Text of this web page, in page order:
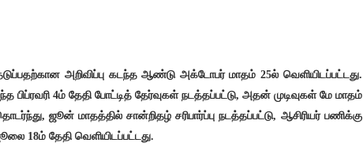
அறிவிப்பு கடந்த ஆண்டு அக்டோபர் மாதம் 25ல் வெளியிடப்பட்டது.
4ம் தேதி போட்டித் தேர்வுகள் நடத்தப்பட்டு, அதன் முடிவுகள் மே மாதம்
ஜூன் மாதத்தில் சான்றிதழ் சரிபார்ப்பு நடத்தப்பட்டு, ஆசிரியர் பணிக்கு
18ம் தேதி வெளியிடப்பட்டது.